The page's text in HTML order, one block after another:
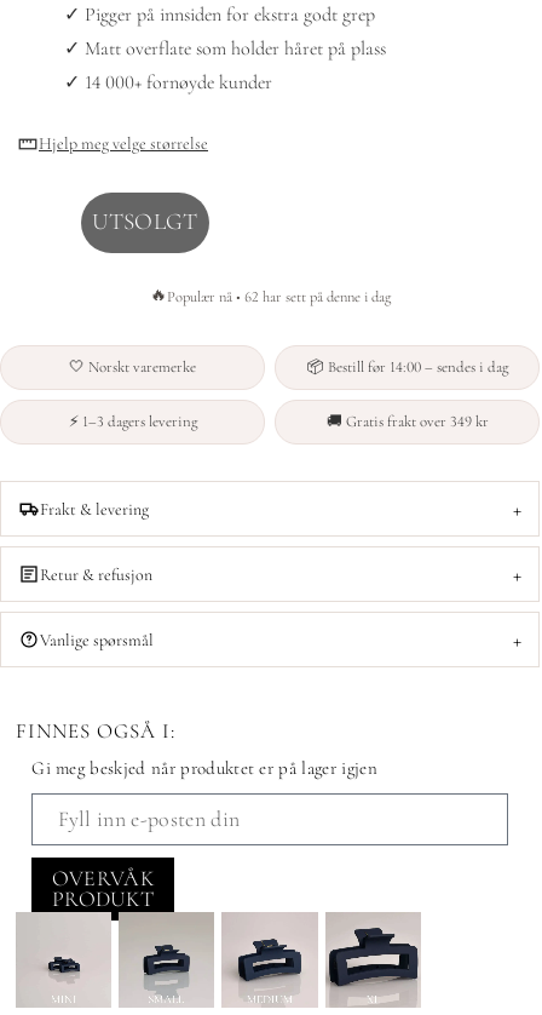
✓ Pigger på innsiden for ekstra godt grep
✓ Matt overflate som holder håret på plass
✓ 14 000+ fornøyde kunder
Hjelp meg velge størrelse
UTSOLGT
🔥Populær nå • 62 har sett på denne i dag
🤍 Norskt varemerke 📦 Bestill før 14:00 – sendes i dag
⚡ 1–3 dagers levering 🚚 Gratis frakt over 349 kr
Frakt & levering +
Retur & refusjon +
Vanlige spørsmål +
FINNES OGSÅ I:
Gi meg beskjed når produktet er på lager igjen
OVERVÅK
PRODUKT